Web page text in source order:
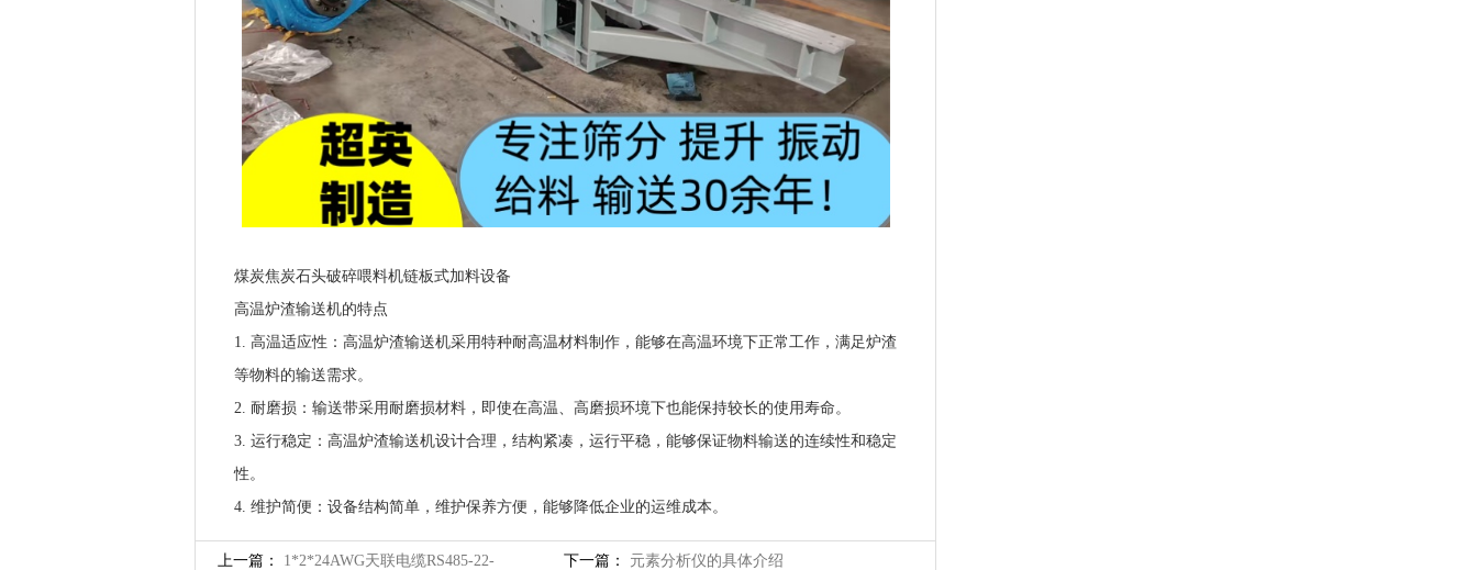
煤炭焦炭石头破碎喂料机链板式加料设备
高温炉渣输送机的特点
1. 高温适应性：高温炉渣输送机采用特种耐高温材料制作，能够在高温环境下正常工作，满足炉渣
等物料的输送需求。
2. 耐磨损：输送带采用耐磨损材料，即使在高温、高磨损环境下也能保持较长的使用寿命。
3. 运行稳定：高温炉渣输送机设计合理，结构紧凑，运行平稳，能够保证物料输送的连续性和稳定
性。
4. 维护简便：设备结构简单，维护保养方便，能够降低企业的运维成本。
上一篇： 1*2*24AWG天联电缆RS485-22- 下一篇： 元素分析仪的具体介绍